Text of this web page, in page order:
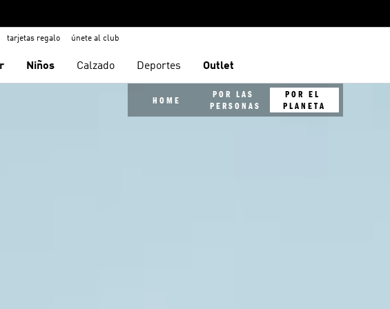
tarjetas regalo únete al club
Niños Calzado Deportes Outlet
HOME
POR LAS
PERSONAS
POR EL
PLANETA